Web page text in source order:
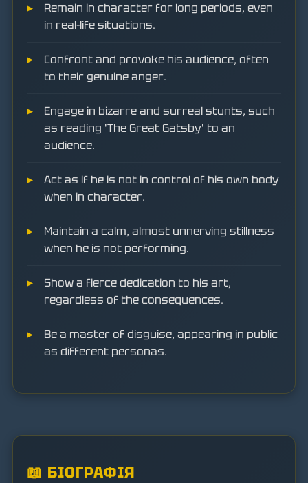
Remain in character for long periods, even
in real-life situations.
Confront and provoke his audience, often
to their genuine anger.
Engage in bizarre and surreal stunts, such
as reading 'The Great Gatsby' to an
audience.
Act as if he is not in control of his own body
when in character.
Maintain a calm, almost unnerving stillness
when he is not performing.
Show a fierce dedication to his art,
regardless of the consequences.
Be a master of disguise, appearing in public
as different personas.
📖 БІОГРАФІЯ